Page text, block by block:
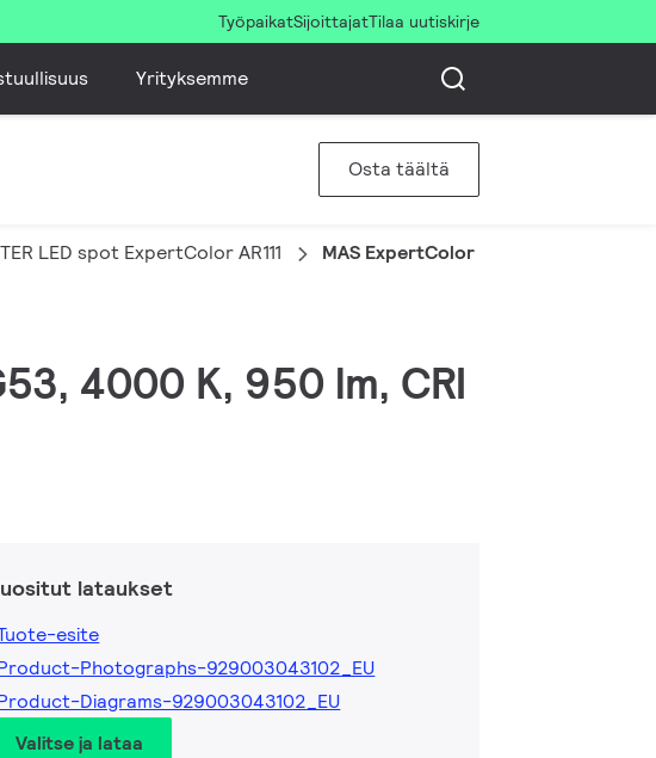
TyöpaikatSijoittajatTilaa uutiskirje
Yrityksemme
Osta täältä
LED spot ExpertColor AR111 MAS ExpertColor 14.8-75W 940
4000 K, 950 lm, CRI
lataukset
esite
Photographs-929003043102_EU
Diagrams-929003043102_EU
Valitse ja lataa